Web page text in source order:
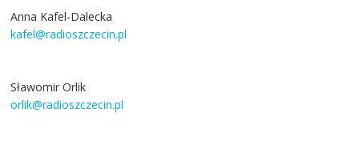
Anna Kafel-Dalecka
kafel@radioszczecin.pl
Sławomir Orlik
orlik@radioszczecin.pl